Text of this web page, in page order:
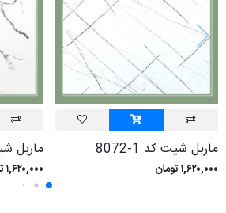
ماربل شيت کد 1-8072
۱,۶۲۰,۰۰۰ تومان
ماربل شيت
۱,۶۲۰,۰۰۰ تومان